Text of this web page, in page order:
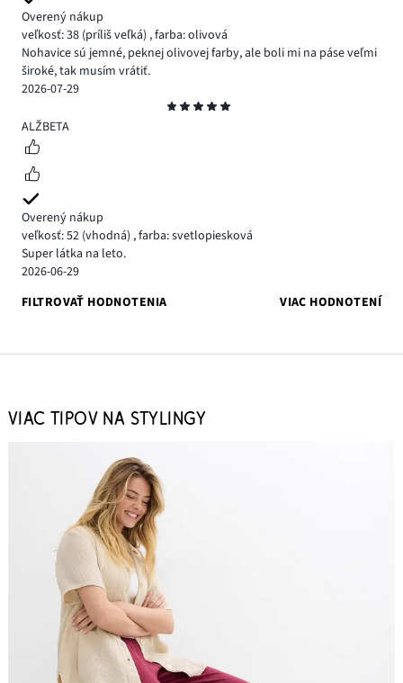
Overený nákup
veľkosť: 38 (príliš veľká) ,farba: olivová
Nohavice sú jemné, peknej olivovej farby, ale boli mi na páse veľmi
široké, tak musím vrátiť.
2026-07-29
5
ALŽBETA
Overený nákup
veľkosť: 52 (vhodná) ,farba: svetlopiesková
Super látka na leto.
2026-06-29
FILTROVAŤ HODNOTENIA
VIAC HODNOTENÍ
VIAC TIPOV NA STYLINGY